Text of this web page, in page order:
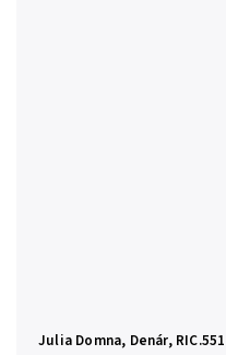
Julia Domna, Denár, RIC.551